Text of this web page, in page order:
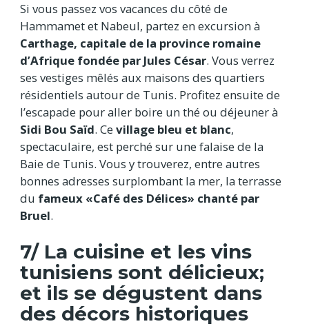
Si vous passez vos vacances du côté de
Hammamet et Nabeul, partez en excursion à
Carthage, capitale de la province romaine
d’Afrique fondée par Jules César. Vous verrez
ses vestiges mêlés aux maisons des quartiers
résidentiels autour de Tunis. Profitez ensuite de
l’escapade pour aller boire un thé ou déjeuner à
Sidi Bou Saïd. Ce village bleu et blanc,
spectaculaire, est perché sur une falaise de la
Baie de Tunis. Vous y trouverez, entre autres
bonnes adresses surplombant la mer, la terrasse
du fameux «Café des Délices» chanté par
Bruel.
7/ La cuisine et les vins
tunisiens sont délicieux;
et ils se dégustent dans
des décors historiques